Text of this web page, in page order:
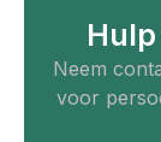
Neem
voor